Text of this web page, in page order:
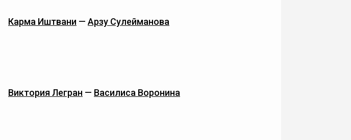
Карма Иштвани — Арзу Сулейманова
Виктория Легран — Василиса Воронина